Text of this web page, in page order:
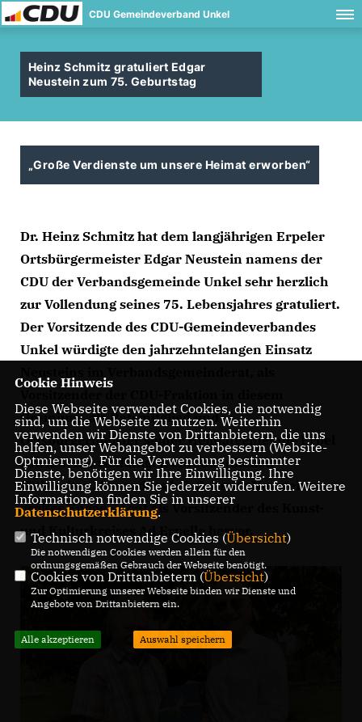
CDU Gemeindeverband Unkel
Heinz Schmitz gratuliert Edgar
Neustein zum 75. Geburtstag
Große Verdienste um unsere Heimat erworben“
Dr. Heinz Schmitz hat dem langjährigen Erpeler
Ortsbürgermeister Edgar Neustein namens der
CDU der Verbandsgemeinde Unkel sehr herzlich
zur Vollendung seines 75. Lebensjahres gratuliert.
Der Vorsitzende des CDU-Gemeindeverbandes
Unkel würdigte den jahrzehntelangen Einsatz
Gremium, als Ratsmitglied und
Ortsbürgermeister seiner Heimatgemeinde Erpel
sowie seine vielfältigen ehrenamtlichen
Tätigkeiten. Besonders hob Schmitz Neusteins
großes Engagement als Vorsitzender des Kunst-
und Kulturkreises Ad Erpelle hervor.
Cookie Hinweis
Diese Webseite verwendet Cookies, die notwendig
sind, um die Webseite zu nutzen. Weiterhin
verwenden wir Dienste von Drittanbietern, die uns
helfen, unser Webangebot zu verbessern (Website-
Optmierung). Für die Verwendung bestimmter
Dienste, benötigen wir Ihre Einwilligung. Ihre
Einwilligung können Sie jederzeit widerrufen. Weitere
Informationen finden Sie in unserer
Datenschutzerklärung.
Technisch notwendige Cookies (Übersicht)
Die notwendigen Cookies werden allein für den
ordnungsgemäßen Gebrauch der Webseite benötigt.
Cookies von Drittanbietern (Übersicht)
Zur Optimierung unserer Webseite binden wir Dienste und
Angebote von Drittanbietern ein.
Alle akzeptieren Auswahl speichern